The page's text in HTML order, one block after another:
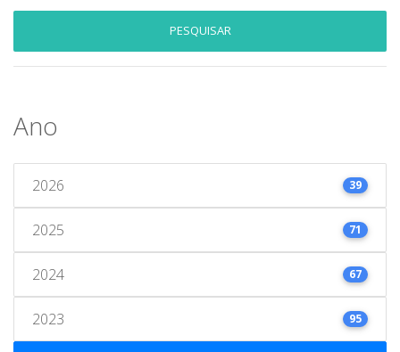
PESQUISAR
Ano
2026 39
2025 71
2024 67
2023 95